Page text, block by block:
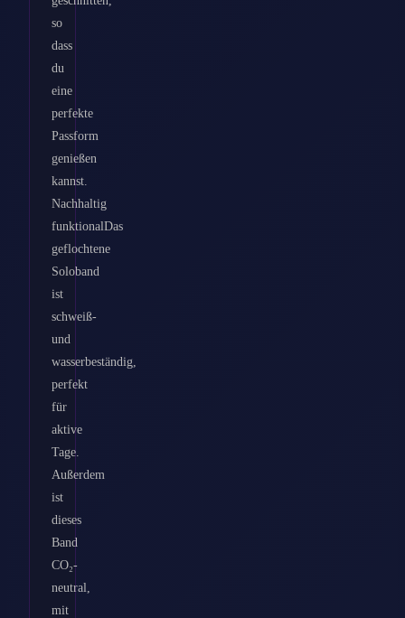
so
dass
du
eine
perfekte
Passform
genießen
kannst.
Nachhaltig
funktionalDas
geflochtene
Soloband
ist
schweiß-
und
wasserbeständig,
perfekt
für
aktive
Tage.
Außerdem
ist
dieses
Band
CO₂-
neutral,
mit